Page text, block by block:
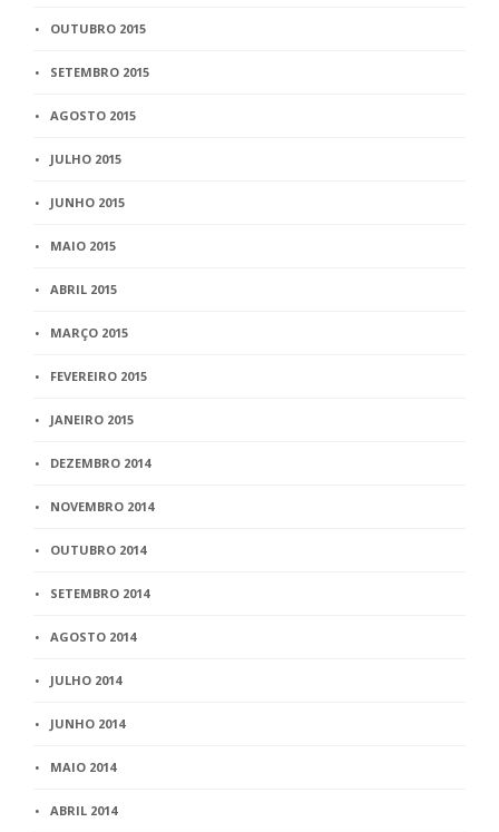
OUTUBRO 2015
SETEMBRO 2015
AGOSTO 2015
JULHO 2015
JUNHO 2015
MAIO 2015
ABRIL 2015
MARÇO 2015
FEVEREIRO 2015
JANEIRO 2015
DEZEMBRO 2014
NOVEMBRO 2014
OUTUBRO 2014
SETEMBRO 2014
AGOSTO 2014
JULHO 2014
JUNHO 2014
MAIO 2014
ABRIL 2014